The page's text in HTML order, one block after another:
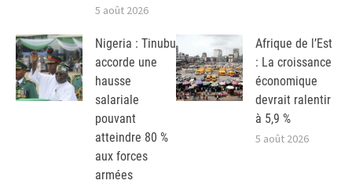
5 août 2026
Nigeria : Tinubu
accorde une
hausse
salariale
pouvant
atteindre 80 %
aux forces
armées
Afrique de l’Est
: La croissance
économique
devrait ralentir
à 5,9 %
5 août 2026